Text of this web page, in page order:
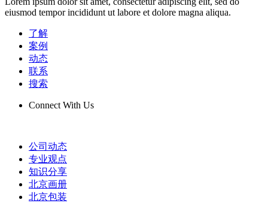
eiusmod tempor incididunt ut labore et dolore magna aliqua.
了解
案例
动态
联系
搜索
Connect With Us
公司动态
专业观点
知识分享
北京画册
北京包装